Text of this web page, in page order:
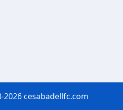
cesabadellfc.com